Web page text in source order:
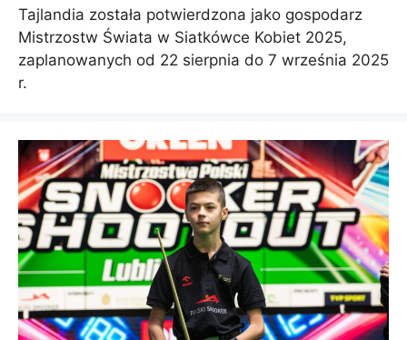
Tajlandia została potwierdzona jako gospodarz
Mistrzostw Świata w Siatkówce Kobiet 2025,
zaplanowanych od 22 sierpnia do 7 września 2025
r.